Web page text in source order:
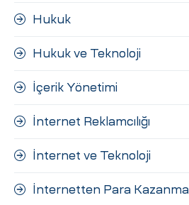
Hukuk
Hukuk ve Teknoloji
İçerik Yönetimi
İnternet Reklamcılığı
İnternet ve Teknoloji
İnternetten Para Kazanma